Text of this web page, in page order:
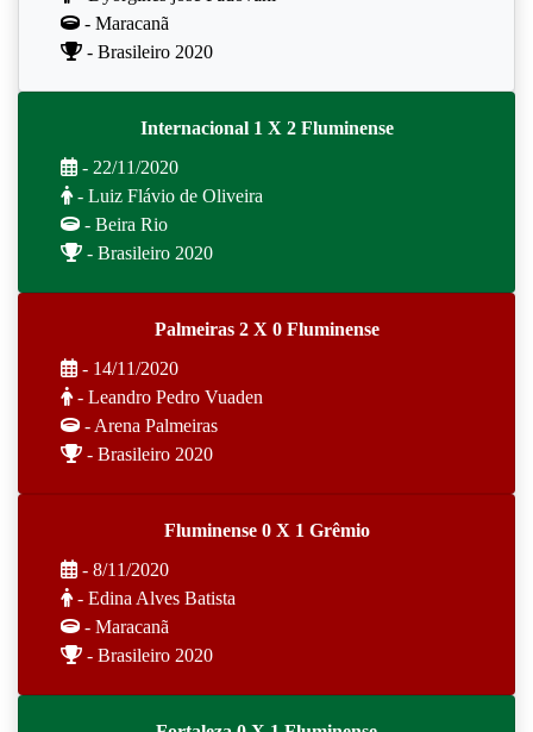
- Maracanã
- Brasileiro 2020
Internacional 1 X 2 Fluminense
- 22/11/2020
- Luiz Flávio de Oliveira
- Beira Rio
- Brasileiro 2020
Palmeiras 2 X 0 Fluminense
- 14/11/2020
- Leandro Pedro Vuaden
- Arena Palmeiras
- Brasileiro 2020
Fluminense 0 X 1 Grêmio
- 8/11/2020
- Edina Alves Batista
- Maracanã
- Brasileiro 2020